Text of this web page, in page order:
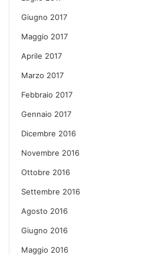
Giugno 2017
Maggio 2017
Aprile 2017
Marzo 2017
Febbraio 2017
Gennaio 2017
Dicembre 2016
Novembre 2016
Ottobre 2016
Settembre 2016
Agosto 2016
Giugno 2016
Maggio 2016